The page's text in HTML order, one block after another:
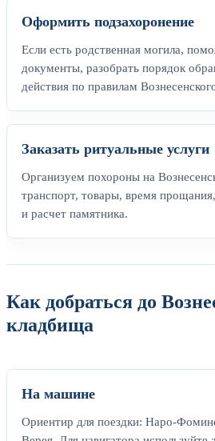
Оформить подзахоронение
Если есть родственная могила,
документы, разобрать порядок
действия по правилам
Заказать ритуальные услуги
Организуем похороны на
транспорт, товары, время
и расчет памятника.
Как добраться до
кладбища
На машине
Ориентир для поездки: Наро-